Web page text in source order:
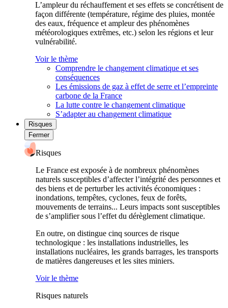
L’ampleur du réchauffement et ses effets se concrétisent de
façon différente (température, régime des pluies, montée
des eaux, fréquence et ampleur des phénomènes
météorologiques extrêmes, etc.) selon les régions et leur
vulnérabilité.
Voir le thème
Comprendre le changement climatique et ses
conséquences
Les émissions de gaz à effet de serre et l’empreinte
carbone de la France
La lutte contre le changement climatique
S’adapter au changement climatique
Risques
Fermer
Risques
Le France est exposée à de nombreux phénomènes
naturels susceptibles d’affecter l’intégrité des personnes et
des biens et de perturber les activités économiques :
inondations, tempêtes, cyclones, feux de forêts,
mouvements de terrains... Leurs impacts sont susceptibles
de s’amplifier sous l’effet du dérèglement climatique.
En outre, on distingue cinq sources de risque
technologique : les installations industrielles, les
installations nucléaires, les grands barrages, les transports
de matières dangereuses et les sites miniers.
Voir le thème
Risques naturels